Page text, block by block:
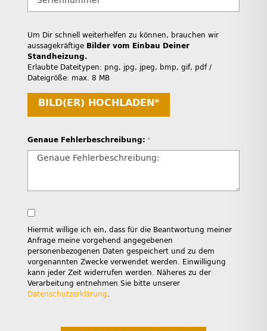
Um Dir schnell weiterhelfen zu können, brauchen wir
aussagekräftige Bilder vom Einbau Deiner
Standheizung.
Erlaubte Dateitypen: png, jpg, jpeg, bmp, gif, pdf /
Dateigröße: max. 8 MB
BILD(ER) HOCHLADEN*
Genaue Fehlerbeschreibung: *
Hiermit willige ich ein, dass für die Beantwortung meiner
Anfrage meine vorgehend angegebenen
personenbezogenen Daten gespeichert und zu dem
vorgenannten Zwecke verwendet werden. Einwilligung
kann jeder Zeit widerrufen werden. Näheres zu der
Verarbeitung entnehmen Sie bitte unserer
Datenschutzerklärung.